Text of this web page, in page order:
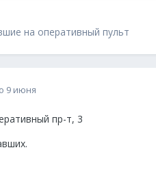
на оперативный пульт
9 июня
пр-т, 3